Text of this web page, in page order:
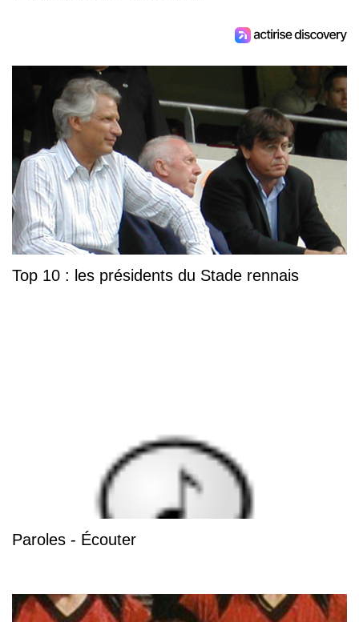
Top 10 : les présidents du Stade rennais
Paroles - Écouter